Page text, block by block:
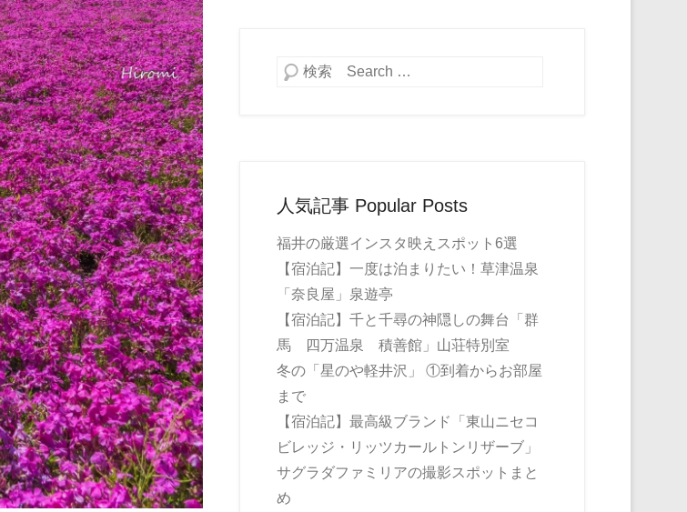
検索
人気記事 Popular Posts
福井の厳選インスタ映えスポット6選
【宿泊記】一度は泊まりたい！草津温泉
「奈良屋」泉遊亭
【宿泊記】千と千尋の神隠しの舞台「群
馬 四万温泉 積善館」山荘特別室
冬の「星のや軽井沢」 ①到着からお部屋
まで
【宿泊記】最高級ブランド「東山ニセコ
ビレッジ・リッツカールトンリザーブ」
サグラダファミリアの撮影スポットまと
め